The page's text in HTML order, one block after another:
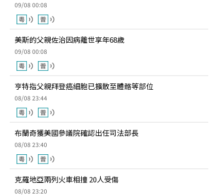
09/08 00:08
美斯的父親佐治因病離世享年68歲
09/08 00:08
亨特指父親拜登癌細胞已擴散至體骼等部位
08/08 23:44
布蘭奇獲美國參議院確認出任司法部長
08/08 23:40
克羅地亞兩列火車相撞 20人受傷
08/08 23:20